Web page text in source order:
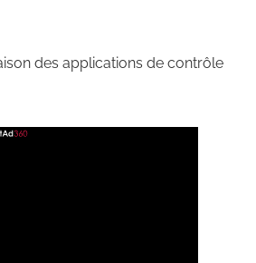
des applications de contrôle